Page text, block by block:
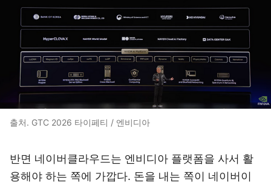
출처. GTC 2026 타이페티 / 엔비디아
반면 네이버클라우드는 엔비디아 플랫폼을 사서 활
용해야 하는 쪽에 가깝다. 돈을 내는 쪽이 네이버이